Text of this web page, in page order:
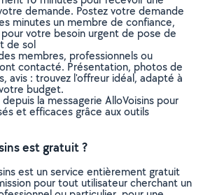
demande. Postez votre demande
minutes un membre de confiance,
votre besoin urgent de pose de
de sol
membres, professionnels ou
contacté. Présentation, photos de
avis : trouvez l'offreur idéal, adapté à
budget.
la messagerie AlloVoisins pour
et efficaces grâce aux outils
est gratuit ?
est un service entièrement gratuit
pour tout utilisateur cherchant un